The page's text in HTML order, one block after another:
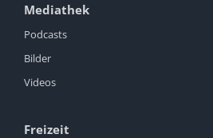
Mediathek
Podcasts
Bilder
Videos
Freizeit